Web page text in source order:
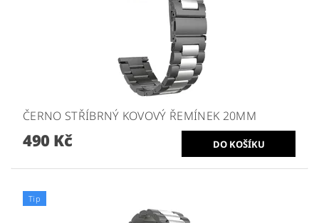
ČERNO STŘÍBRNÝ KOVOVÝ ŘEMÍNEK 20MM
490 Kč
Tip